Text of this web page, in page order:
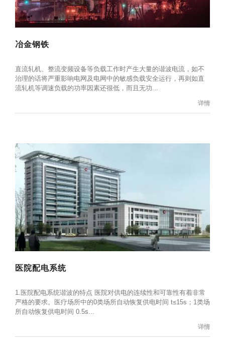
冶金钢铁
直流轧机、整流变频设备等负载工作时产生大量的谐波电流，如不
治理的话将严重影响电网及电网中的敏感负载安全运行，再则如直
流轧机等调速负载的功率因素还很低，而且无功...
详情
医院配电系统
1.医院配电系统谐波的特点 医院对供电的连续性和可靠性有着非常
严格的要求。医疗场所中的0类场所自动恢复供电时间 t≤15s；1类场
所自动恢复供电时间 0.5s...
详情